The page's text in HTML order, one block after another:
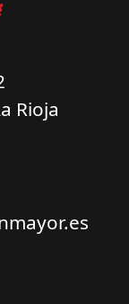
Rioja